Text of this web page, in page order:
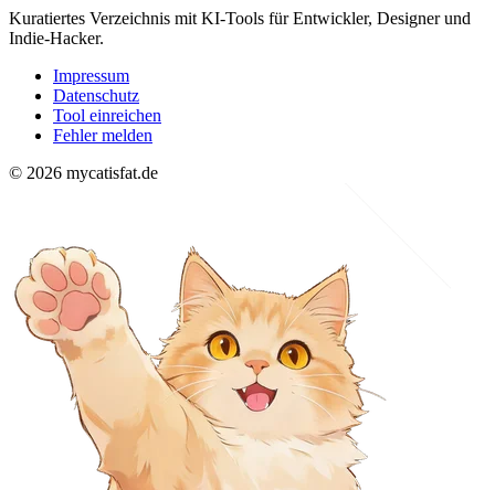
Kuratiertes Verzeichnis mit KI-Tools für Entwickler, Designer und
Indie-Hacker.
Impressum
Datenschutz
Tool einreichen
Fehler melden
© 2026 mycatisfat.de